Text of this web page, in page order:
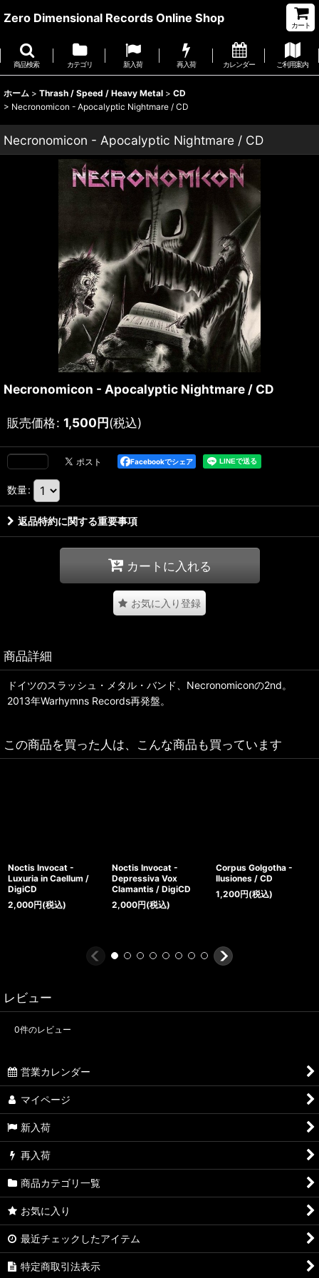
Zero Dimensional Records Online Shop
カート
商品検索 カテゴリ 新入荷 再入荷 カレンダー ご利用案内
ホーム > Thrash / Speed / Heavy Metal > CD
> Necronomicon - Apocalyptic Nightmare / CD
Necronomicon - Apocalyptic Nightmare / CD
Necronomicon - Apocalyptic Nightmare / CD
販売価格: 1,500円(税込)
Facebookでシェア
数量:
返品特約に関する重要事項
カートに入れる
お気に入り登録
商品詳細
ドイツのスラッシュ・メタル・バンド、Necronomiconの2nd。
2013年Warhymns Records再発盤。
この商品を買った人は、こんな商品も買っています
Noctis Invocat -
Luxuria in Caellum /
DigiCD
2,000円(税込)
Noctis Invocat -
Depressiva Vox
Clamantis / DigiCD
2,000円(税込)
Corpus Golgotha -
Ilusiones / CD
1,200円(税込)
レビュー
0件のレビュー
営業カレンダー
マイページ
新入荷
再入荷
商品カテゴリ一覧
お気に入り
最近チェックしたアイテム
特定商取引法表示